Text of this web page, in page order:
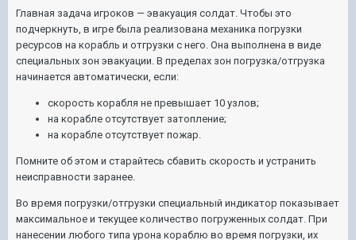
Главная задача игроков — эвакуация солдат. Чтобы это
подчеркнуть, в игре была реализована механика погрузки
ресурсов на корабль и отгрузки с него. Она выполнена в виде
специальных зон эвакуации. В пределах зон погрузка/отгрузка
начинается автоматически, если:
скорость корабля не превышает 10 узлов;
на корабле отсутствует затопление;
на корабле отсутствует пожар.
Помните об этом и старайтесь сбавить скорость и устранить
неисправности заранее.
Во время погрузки/отгрузки специальный индикатор показывает
максимальное и текущее количество погруженных солдат. При
нанесении любого типа урона кораблю во время погрузки, их